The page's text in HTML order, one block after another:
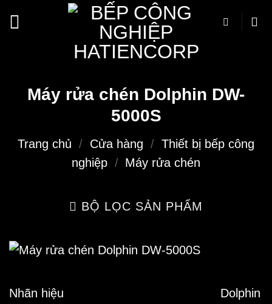
qua
Máy rửa chén Dolphin DW-
5000S
Trang chủ / Cửa hàng / Thiết bị bếp công
nghiệp / Máy rửa chén
BỘ LỌC SẢN PHẨM
Nhãn hiệu Dolphin